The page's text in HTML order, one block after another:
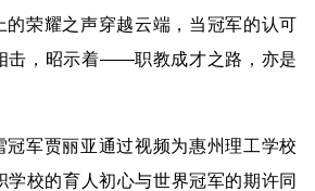
的荣耀之声穿越云端，当冠军的认可
击，昭示着——职教成才之路，亦是
冠军贾丽亚通过视频为惠州理工学校
学校的育人初心与世界冠军的期许同